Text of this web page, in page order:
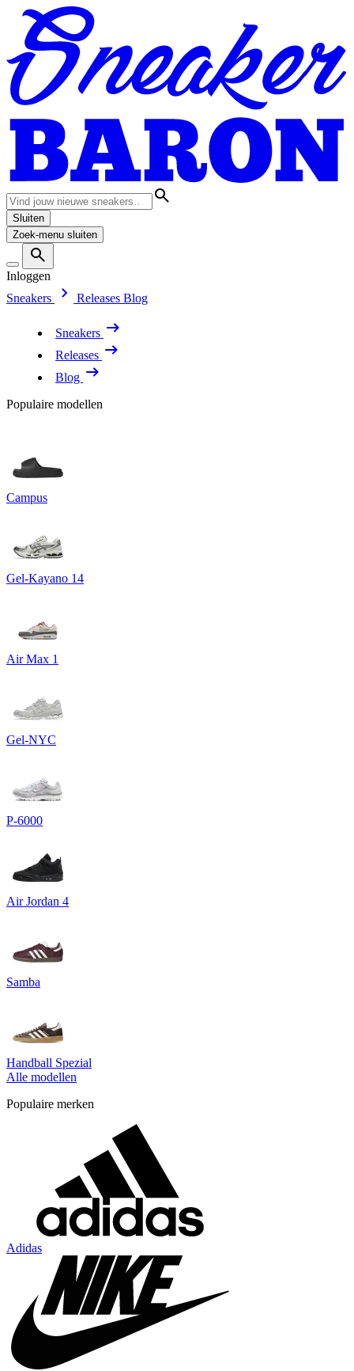
Sluiten
Zoek-menu sluiten
Inloggen
Sneakers
Releases Blog
Sneakers
Releases
Blog
Populaire modellen
Campus
Gel-Kayano 14
Air Max 1
Gel-NYC
P-6000
Air Jordan 4
Samba
Handball Spezial
Alle modellen
Populaire merken
Adidas